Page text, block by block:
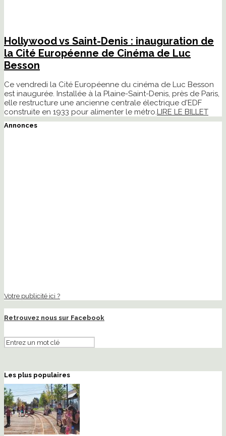
Hollywood vs Saint-Denis : inauguration de
la Cité Européenne de Cinéma de Luc
Besson
Ce vendredi la Cité Européenne du cinéma de Luc Besson
est inaugurée. Installée à la Plaine-Saint-Denis, près de Paris,
elle restructure une ancienne centrale électrique d'EDF
construite en 1933 pour alimenter le métro. LIRE LE BILLET
Annonces
Votre publicité ici ?
Retrouvez nous sur Facebook
Les plus populaires